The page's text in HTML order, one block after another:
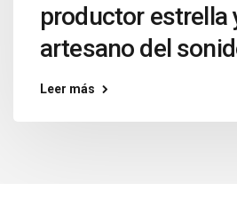
productor estrella
artesano del
Leer más